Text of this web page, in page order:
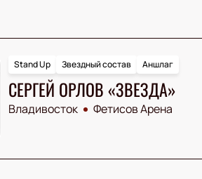
Stand Up Звездный состав Аншлаг
СЕРГЕЙ ОРЛОВ «ЗВЕЗДА»
Владивосток Фетисов Арена